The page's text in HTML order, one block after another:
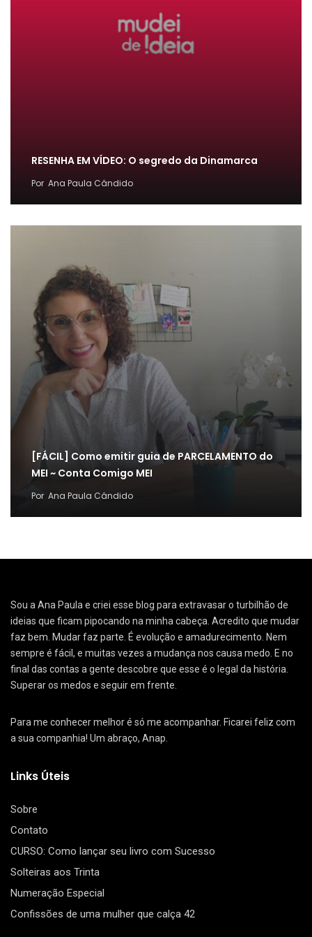
RESENHA EM VÍDEO: O segredo da Dinamarca
Por Ana Paula Cândido
[FÁCIL] Como emitir guia de PARCELAMENTO do
MEI ~ Conta Comigo MEI
Por Ana Paula Cândido
Sou a Ana Paula e criei esse blog para extravasar o turbilhão de
ideias que ficam pipocando na minha cabeça. Acredito que mudar
faz bem. Mudar faz parte. É evolução e amadurecimento. Nem
sempre é fácil, e muitas vezes a mudança nos causa medo. E no
final das contas a gente descobre que esse é o legal da história.
Superar os medos e seguir em frente.
Para me conhecer melhor é só me acompanhar. Ficarei feliz com
a sua companhia! Um abraço, Anap.
Links Úteis
Sobre
Contato
CURSO: Como lançar seu livro com Sucesso
Solteiras aos Trinta
Numeração Especial
Confissões de uma mulher que calça 42